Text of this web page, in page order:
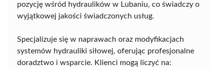
pozycję wśród hydraulików w Lubaniu, co świadczy o
wyjątkowej jakości świadczonych usług.
Specjalizuje się w naprawach oraz modyfikacjach
systemów hydrauliki siłowej, oferując profesjonalne
doradztwo i wsparcie. Klienci mogą liczyć na: